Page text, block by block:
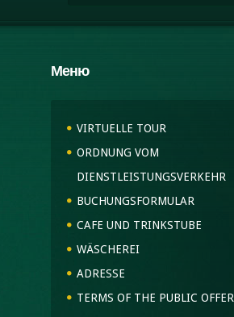
Меню
VIRTUELLE TOUR
ORDNUNG VOM
DIENSTLEISTUNGSVERKEHR
BUCHUNGSFORMULAR
CAFE UND TRINKSTUBE
WÄSCHEREI
ADRESSE
TERMS OF THE PUBLIC OFFER